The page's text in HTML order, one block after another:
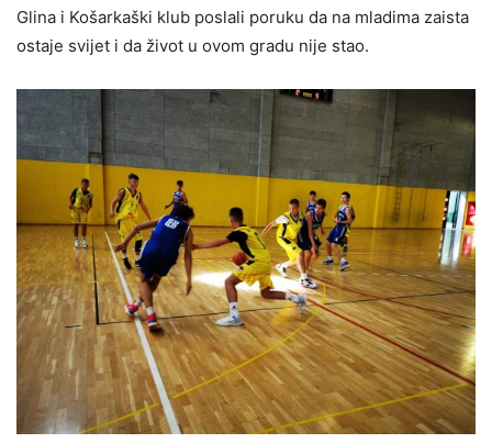
Glina i Košarkaški klub poslali poruku da na mladima zaista
ostaje svijet i da život u ovom gradu nije stao.